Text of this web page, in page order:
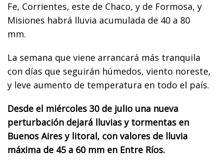
Fe, Corrientes, este de Chaco, y de Formosa, y
Misiones habrá lluvia acumulada de 40 a 80
mm.
La semana que viene arrancará más tranquila
con días que seguirán húmedos, viento noreste,
y leve aumento de temperatura en todo el país.
Desde el miércoles 30 de julio una nueva
perturbación dejará lluvias y tormentas en
Buenos Aires y litoral, con valores de lluvia
máxima de 45 a 60 mm en Entre Ríos.